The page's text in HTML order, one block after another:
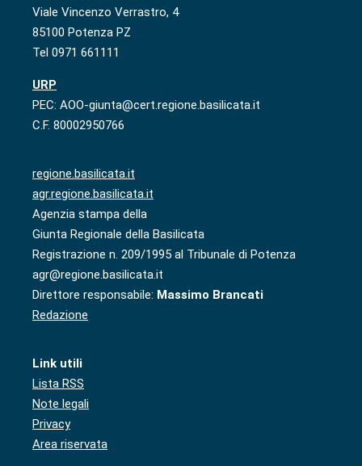
Viale Vincenzo Verrastro, 4
85100 Potenza PZ
Tel 0971 661111
URP
PEC: AOO-giunta@cert.regione.basilicata.it
C.F. 80002950766
regione.basilicata.it
agr.regione.basilicata.it
Agenzia stampa della
Giunta Regionale della Basilicata
Registrazione n. 209/1995 al Tribunale di Potenza
agr@regione.basilicata.it
Direttore responsabile: Massimo Brancati
Redazione
Link utili
Lista RSS
Note legali
Privacy
Area riservata